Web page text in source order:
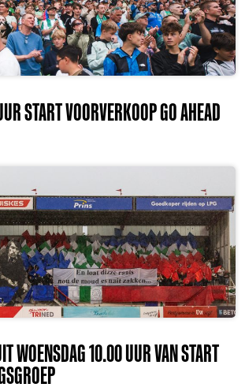
START VOORVERKOOP GO AHEAD
WOENSDAG 10.00 UUR VAN START